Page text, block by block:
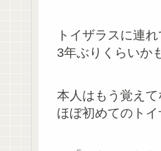
トイザラスに連
3年ぶりくらいか
本人はもう覚え
ほぼ初めてのトイ